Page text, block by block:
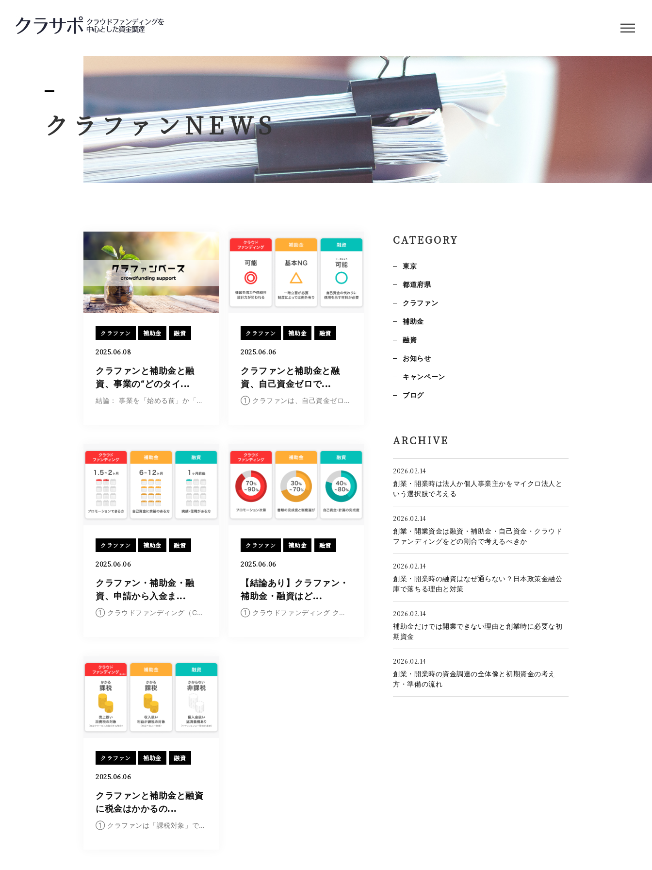
クラファンNEWS
クラファン 補助金 融資
2025.06.08
クラファンと補助金と融
資、事業の“どのタイ...
結論： 事業を「始める前」か「始めた後」かによ...
クラファン 補助金 融資
2025.06.06
クラファンと補助金と融
資、自己資金ゼロで...
① クラファンは、自己資金ゼロでも利用可能自己...
クラファン 補助金 融資
2025.06.06
クラファン・補助金・融
資、申請から入金ま...
① クラウドファンディング（CAMPFIREなど）資金...
クラファン 補助金 融資
2025.06.06
【結論あり】クラファン・
補助金・融資はど...
① クラウドファンディング クラウドファンディン...
クラファン 補助金 融資
2025.06.06
クラファンと補助金と融資
に税金はかかるの...
① クラファンは「課税対象」です クラウドファン...
CATEGORY
東京
都道府県
クラファン
補助金
融資
お知らせ
キャンペーン
ブログ
ARCHIVE
2026.02.14
創業・開業時は法人か個人事業主かをマイクロ法人と
いう選択肢で考える
2026.02.14
創業・開業資金は融資・補助金・自己資金・クラウド
ファンディングをどの割合で考えるべきか
2026.02.14
創業・開業時の融資はなぜ通らない？日本政策金融公
庫で落ちる理由と対策
2026.02.14
補助金だけでは開業できない理由と創業時に必要な初
期資金
2026.02.14
創業・開業時の資金調達の全体像と初期資金の考え
方・準備の流れ
クラサポについて クラサポの支援
サービス&料金 補助金と融資
クラサポのコラム